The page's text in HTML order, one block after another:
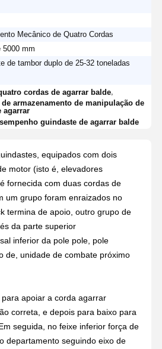
Mecânico de Quatro Cordas
5000 mm
de tambor duplo de 25-32 toneladas
cordas de agarrar balde
armazenamento de manipulação de
agarrar
guindaste de agarrar balde
equipados com dois
motor (isto é, elevadores
fornecida com duas cordas de
um grupo foram enraizados no
termina de apoio, outro grupo de
da parte superior
inferior da pole pole, pole
de, unidade de combate próximo
apoiar a corda agarrar
correta, e depois para baixo para
seguida, no feixe inferior força de
departamento seguindo eixo de